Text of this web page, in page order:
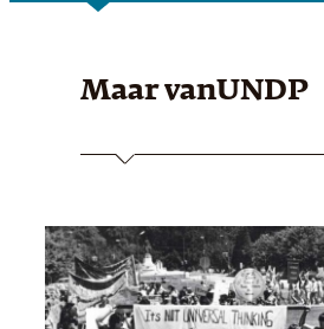
Maar vanUNDP